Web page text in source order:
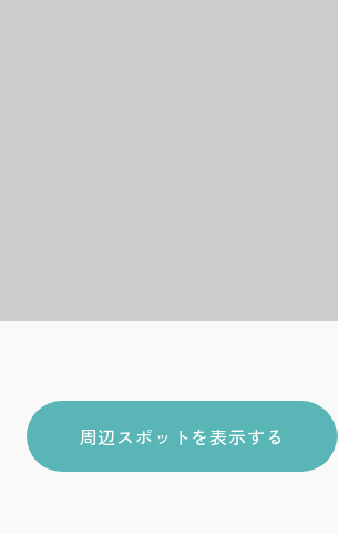
周辺スポットを表示する